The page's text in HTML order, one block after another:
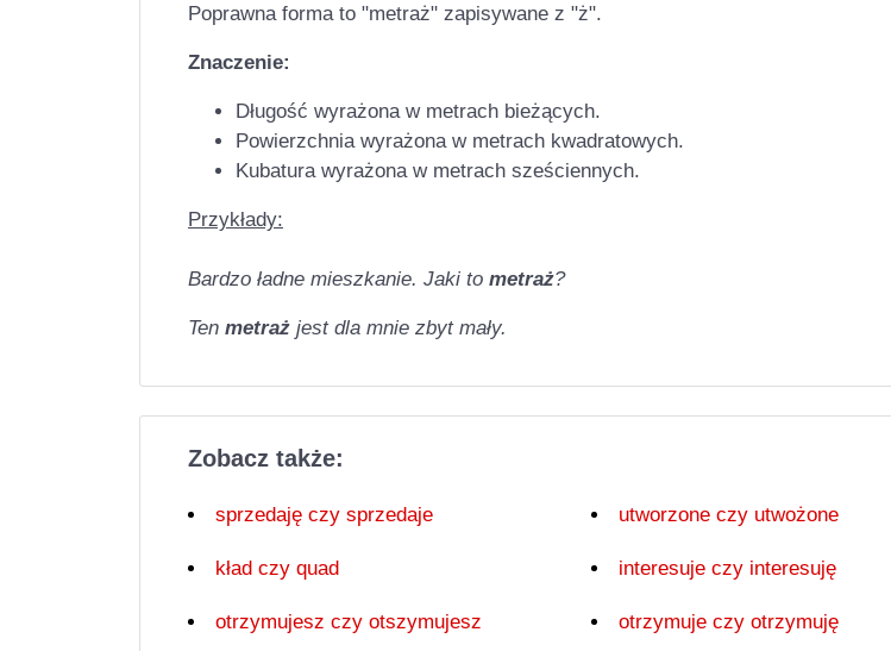
Poprawna forma to "metraż" zapisywane z "ż".
Znaczenie:
Długość wyrażona w metrach bieżących.
Powierzchnia wyrażona w metrach kwadratowych.
Kubatura wyrażona w metrach sześciennych.
Przykłady:
Bardzo ładne mieszkanie. Jaki to metraż?
Ten metraż jest dla mnie zbyt mały.
Zobacz także:
sprzedaję czy sprzedaje utworzone czy utwożone
kład czy quad interesuje czy interesuję
otrzymujesz czy otszymujesz otrzymuje czy otrzymuję